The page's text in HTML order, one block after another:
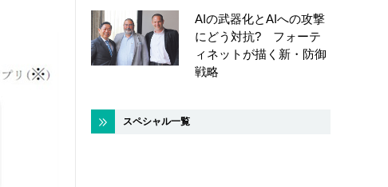
AIの武器化とAIへの攻撃
にどう対抗? フォーテ
ィネットが描く新・防御
戦略
スペシャル一覧